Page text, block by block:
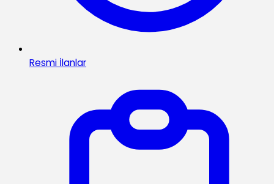
Resmi İlanlar